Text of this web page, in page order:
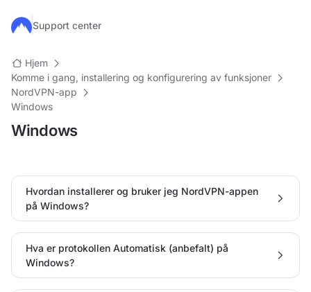
Hopp til hovedinnhold
Support center
Hjem
Komme i gang, installering og konfigurering av funksjoner
NordVPN-app
Windows
Windows
Hvordan installerer og bruker jeg NordVPN-appen
på Windows?
Hva er protokollen Automatisk (anbefalt) på
Windows?